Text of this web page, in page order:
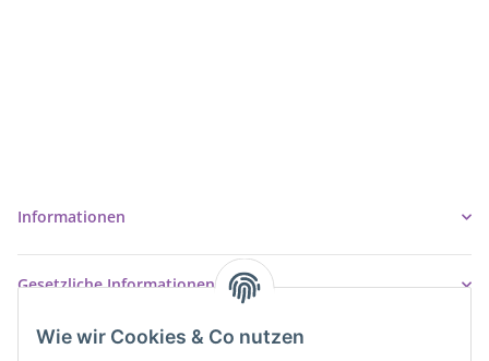
Wie wir Cookies & Co nutzen
Informationen
Gesetzliche Informationen